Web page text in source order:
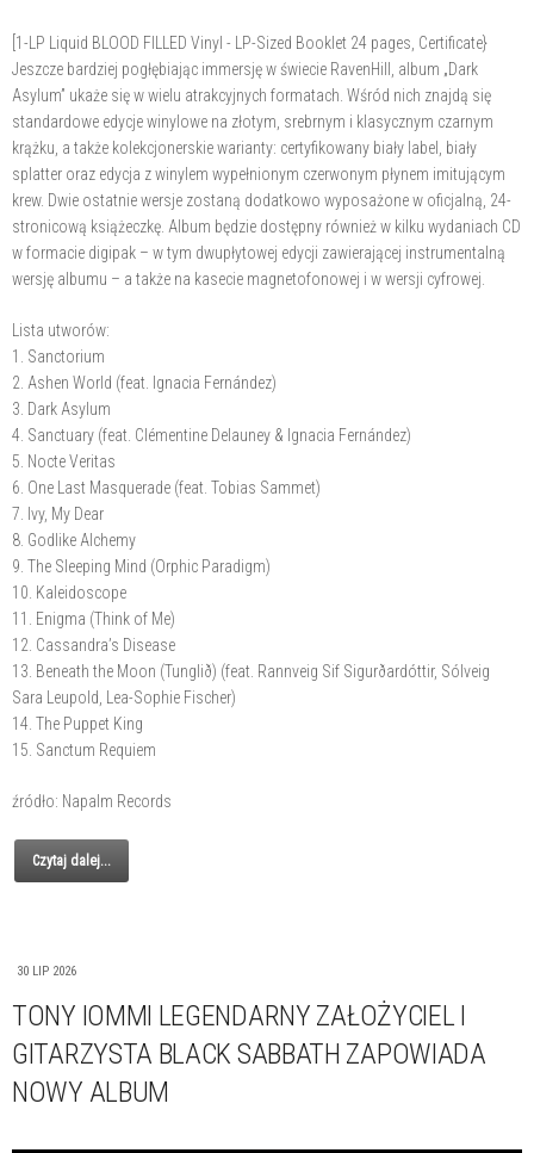
[1-LP Liquid BLOOD FILLED Vinyl - LP-Sized Booklet 24 pages, Certificate}
Jeszcze bardziej pogłębiając immersję w świecie RavenHill, album „Dark
Asylum” ukaże się w wielu atrakcyjnych formatach. Wśród nich znajdą się
standardowe edycje winylowe na złotym, srebrnym i klasycznym czarnym
krążku, a także kolekcjonerskie warianty: certyfikowany biały label, biały
splatter oraz edycja z winylem wypełnionym czerwonym płynem imitującym
krew. Dwie ostatnie wersje zostaną dodatkowo wyposażone w oficjalną, 24-
stronicową książeczkę. Album będzie dostępny również w kilku wydaniach CD
w formacie digipak – w tym dwupłytowej edycji zawierającej instrumentalną
wersję albumu – a także na kasecie magnetofonowej i w wersji cyfrowej.
Lista utworów:
1. Sanctorium
2. Ashen World (feat. Ignacia Fernández)
3. ⁠Dark Asylum
4. Sanctuary (feat. Clémentine Delauney & Ignacia Fernández)
5. Nocte Veritas
6. One Last Masquerade (feat. Tobias Sammet)
7. ⁠Ivy, My Dear
8. Godlike Alchemy
9. The Sleeping Mind (Orphic Paradigm)
10. Kaleidoscope
11. Enigma (Think of Me)
12. Cassandra’s Disease
13. Beneath the Moon (Tunglið) (feat. Rannveig Sif Sigurðardóttir, Sólveig
Sara Leupold, Lea-Sophie Fischer)
14. ⁠The Puppet King
15. ⁠Sanctum Requiem
źródło: Napalm Records
Czytaj dalej...
30 LIP 2026
TONY IOMMI LEGENDARNY ZAŁOŻYCIEL I
GITARZYSTA BLACK SABBATH ZAPOWIADA
NOWY ALBUM